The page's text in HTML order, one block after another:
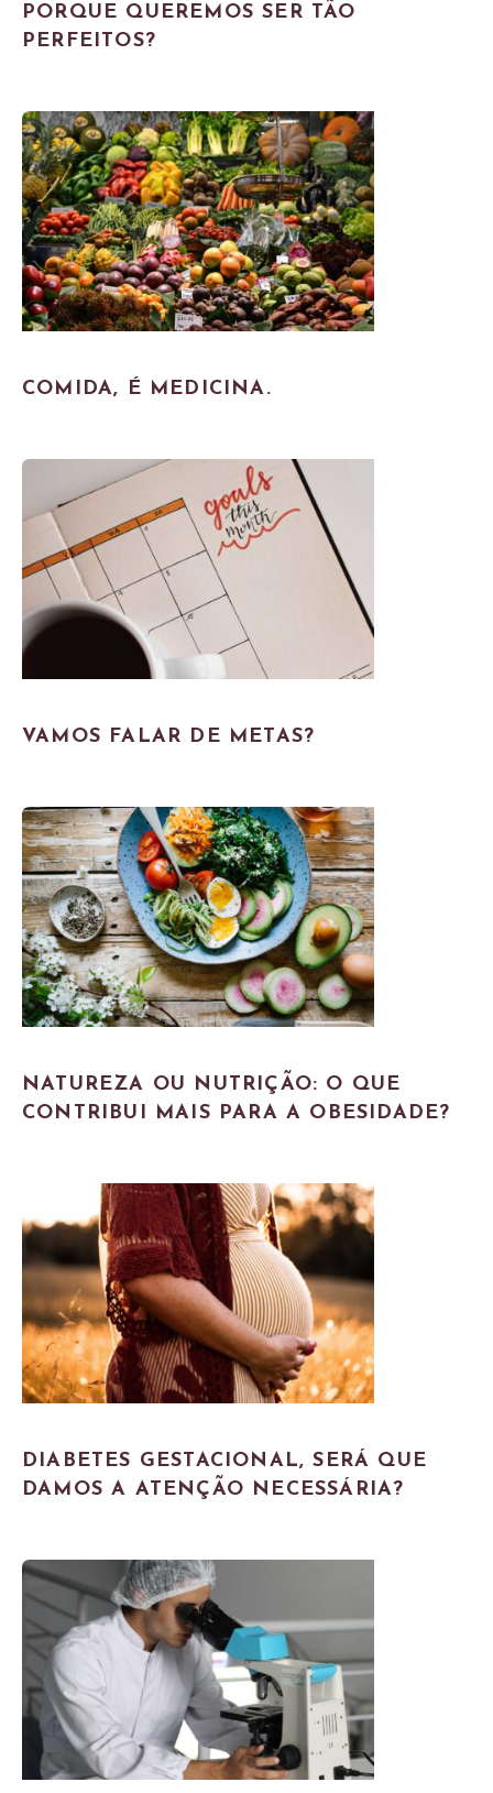
PORQUE QUEREMOS SER TÃO
PERFEITOS?
COMIDA, É MEDICINA.
VAMOS FALAR DE METAS?
NATUREZA OU NUTRIÇÃO: O QUE
CONTRIBUI MAIS PARA A OBESIDADE?
DIABETES GESTACIONAL, SERÁ QUE
DAMOS A ATENÇÃO NECESSÁRIA?